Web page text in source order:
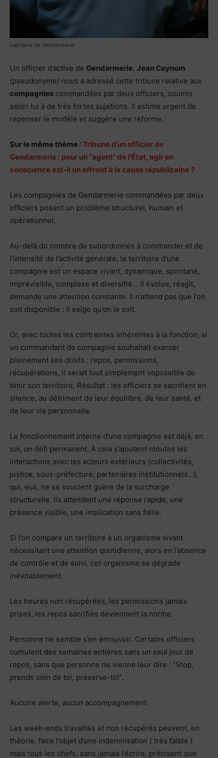
capitaine de Gendarmerie
Un officier d’active de Gendarmerie, Jean Ceynom
(pseudonyme) nous a adressé cette tribune relative aux
compagnies commandées par deux officiers, soumis
selon lui à de très fortes sujétions. Il estime urgent de
repenser le modèle et suggère une réforme.
Sur le même thème :Tribune d’un officier de
Gendarmerie : pour un “agent” de l’État, agir en
conscience est-il un affront à la cause républicaine ?
Les compagnies de Gendarmerie commandées par deux
officiers posent un problème structurel, humain et
opérationnel.
Au-delà du nombre de subordonnés à commander et de
l’intensité de l’activité générale, le territoire d’une
compagnie est un espace vivant, dynamique, spontané,
imprévisible, complexe et diversifié… Il évolue, réagit,
demande une attention constante. Il n’attend pas que l’on
soit disponible : il exige qu’on le soit.
Or, avec toutes les contraintes inhérentes à la fonction, si
un commandant de compagnie souhaitait exercer
pleinement ses droits : repos, permissions,
récupérations, il serait tout simplement impossible de
tenir son territoire. Résultat : les officiers se sacrifient en
silence, au détriment de leur équilibre, de leur santé, et
de leur vie personnelle.
Le fonctionnement interne d’une compagnie est déjà, en
soi, un défi permanent. À cela s’ajoutent ntoutes les
interactions avec les acteurs extérieurs (collectivités,
justice, sous-préfecture, partenaires institutionnels…),
qui, eux, ne se soucient guère de la surcharge
structurelle. Ils attendent une réponse rapide, une
présence visible, une implication sans faille.
Si l’on compare un territoire à un organisme vivant
nécessitant une attention quotidienne, alors en l’absence
de contrôle et de suivi, cet organisme se dégrade
inévitablement.
Les heures non récupérées, les permissions jamais
prises, les repos sacrifiés deviennent la norme.
Personne ne semble s’en émouvoir. Certains officiers
cumulent des semaines entières sans un seul jour de
repos, sans que personne ne vienne leur dire : “Stop,
prends soin de toi, préserve-toi”.
Aucune alerte, aucun accompagnement.
Les week-ends travaillés et non récupérés peuvent, en
théorie, faire l’objet d’une indemnisation ( très faible )
mais tous les chefs, sans jamais l’écrire, précisent que